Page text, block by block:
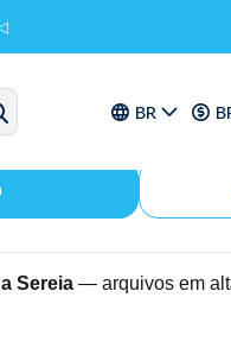
BR
Ariel
Sereia — arquivos em